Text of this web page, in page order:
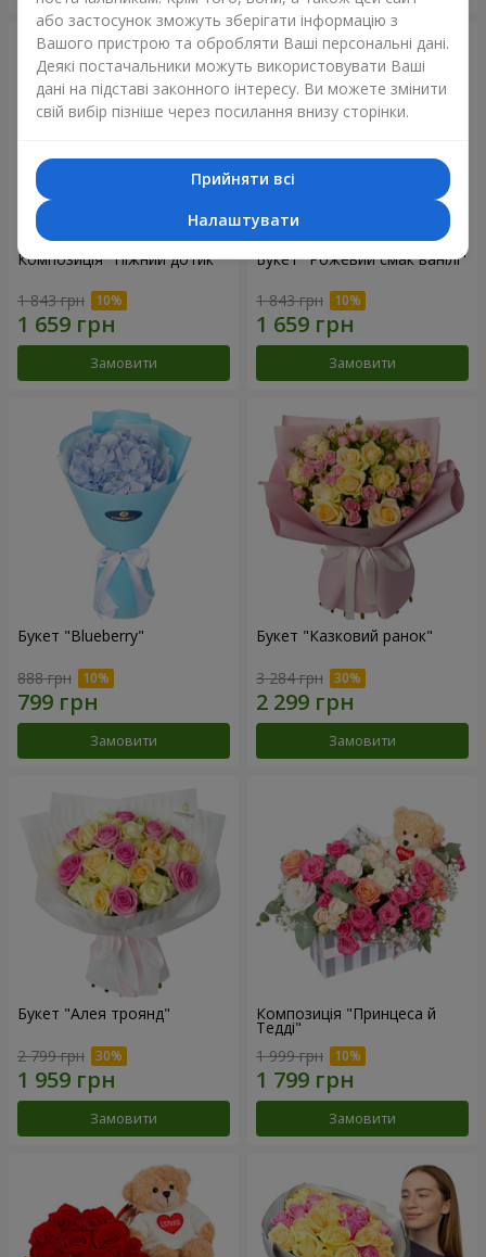
Композиція "Ніжний дотик"
1 843 грн
Замовити
Букет "Рожевий смак ванілі"
1 843 грн
Замовити
Букет "Blueberry"
888 грн
Замовити
Букет "Казковий ранок"
3 284 грн
Замовити
Букет "Алея троянд"
2 799 грн
Замовити
Композиція "Принцеса й
Тедді"
1 999 грн
Замовити
або застосунок зможуть зберігати інформацію з
Вашого пристрою та обробляти Ваші персональні дані.
Деякі постачальники можуть використовувати Ваші
дані на підставі законного інтересу. Ви можете змінити
свій вибір пізніше через посилання внизу сторінки.
Прийняти всі
Налаштувати